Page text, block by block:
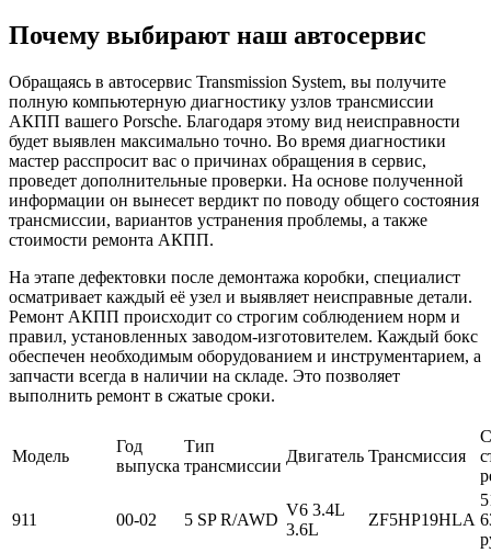
Почему выбирают наш автосервис
Обращаясь в автосервис Transmission System, вы получите
полную компьютерную диагностику узлов трансмиссии
АКПП вашего Porsche. Благодаря этому вид неисправности
будет выявлен максимально точно. Во время диагностики
мастер расспросит вас о причинах обращения в сервис,
проведет дополнительные проверки. На основе полученной
информации он вынесет вердикт по поводу общего состояния
трансмиссии, вариантов устранения проблемы, а также
стоимости ремонта АКПП.
На этапе дефектовки после демонтажа коробки, специалист
осматривает каждый её узел и выявляет неисправные детали.
Ремонт АКПП происходит со строгим соблюдением норм и
правил, установленных заводом-изготовителем. Каждый бокс
обеспечен необходимым оборудованием и инструментарием, а
запчасти всегда в наличии на складе. Это позволяет
выполнить ремонт в сжатые сроки.
Модель
Год
выпуска
Тип
трансмиссии
Двигатель Трансмиссия
911 00-02 5 SP R/AWD
V6 3.4L
3.6L
ZF5HP19HLA